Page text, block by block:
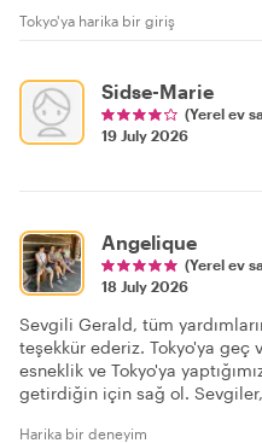
Tokyo'ya harika bir giriş
Sidse-Marie
(Yerel ev
19 July 2026
Angelique
(Yerel ev
18 July 2026
Sevgili Gerald, tüm
teşekkür ederiz. Tokyo'ya geç
esneklik ve Tokyo'ya
getirdiğin için sağ ol.
Harika bir deneyim